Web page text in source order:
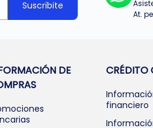
Suscribite
At.
DE
CRÉDITO
financiero